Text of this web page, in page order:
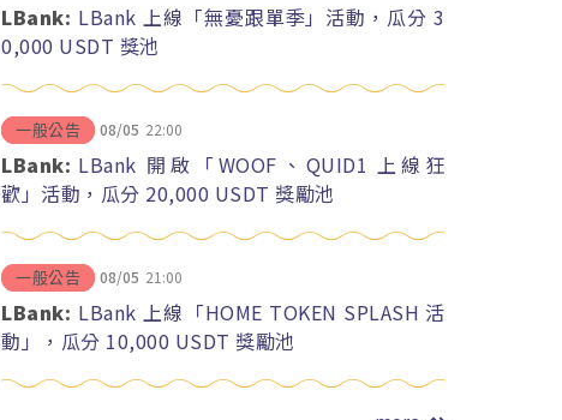
LBank: LBank 上線「無憂跟單季」活動，瓜分 3
0,000 USDT 獎池
一般公告 08/05 22:00
LBank: LBank 開啟「WOOF、QUID1 上線狂
歡」活動，瓜分 20,000 USDT 獎勵池
一般公告 08/05 21:00
LBank: LBank 上線「HOME TOKEN SPLASH 活
動」，瓜分 10,000 USDT 獎勵池